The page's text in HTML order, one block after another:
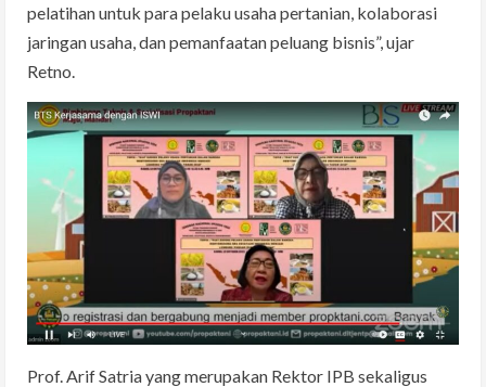
pelatihan untuk para pelaku usaha pertanian, kolaborasi
jaringan usaha, dan pemanfaatan peluang bisnis”, ujar
Retno.
Prof. Arif Satria yang merupakan Rektor IPB sekaligus